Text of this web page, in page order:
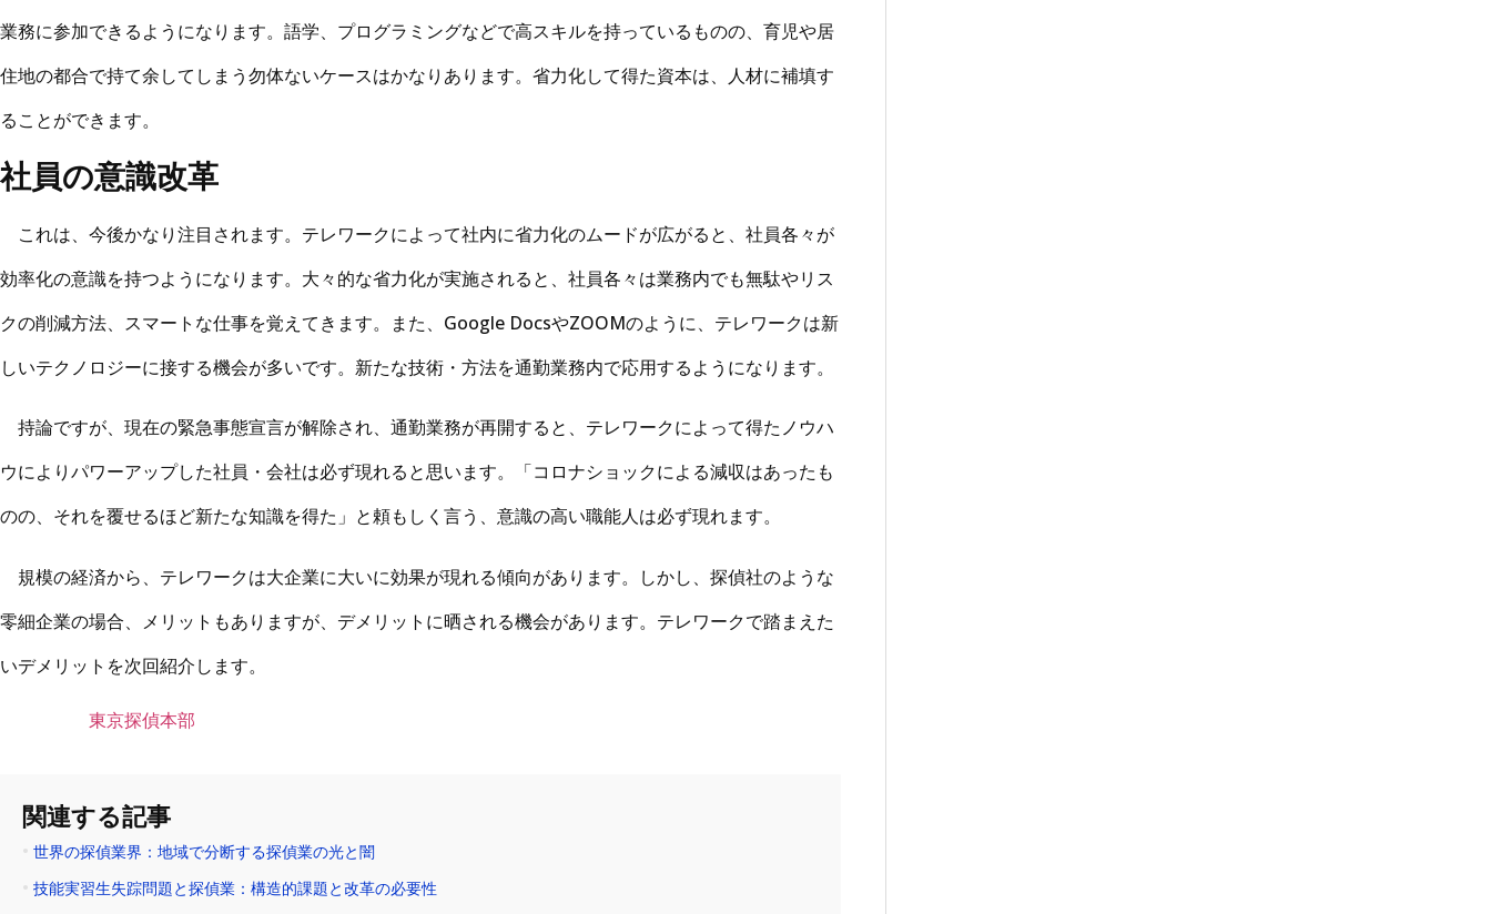
業務に参加できるようになります。語学、プログラミングなどで高スキルを持っているものの、育児や居
住地の都合で持て余してしまう勿体ないケースはかなりあります。省力化して得た資本は、人材に補填す
ることができます。
社員の意識改革
これは、今後かなり注目されます。テレワークによって社内に省力化のムードが広がると、社員各々が
効率化の意識を持つようになります。大々的な省力化が実施されると、社員各々は業務内でも無駄やリス
クの削減方法、スマートな仕事を覚えてきます。また、Google DocsやZOOMのように、テレワークは新
しいテクノロジーに接する機会が多いです。新たな技術・方法を通勤業務内で応用するようになります。
持論ですが、現在の緊急事態宣言が解除され、通勤業務が再開すると、テレワークによって得たノウハ
ウによりパワーアップした社員・会社は必ず現れると思います。「コロナショックによる減収はあったも
のの、それを覆せるほど新たな知識を得た」と頼もしく言う、意識の高い職能人は必ず現れます。
規模の経済から、テレワークは大企業に大いに効果が現れる傾向があります。しかし、探偵社のような
零細企業の場合、メリットもありますが、デメリットに晒される機会があります。テレワークで踏まえた
いデメリットを次回紹介します。
東京探偵本部
関連する記事
世界の探偵業界：地域で分断する探偵業の光と闇
技能実習生失踪問題と探偵業：構造的課題と改革の必要性